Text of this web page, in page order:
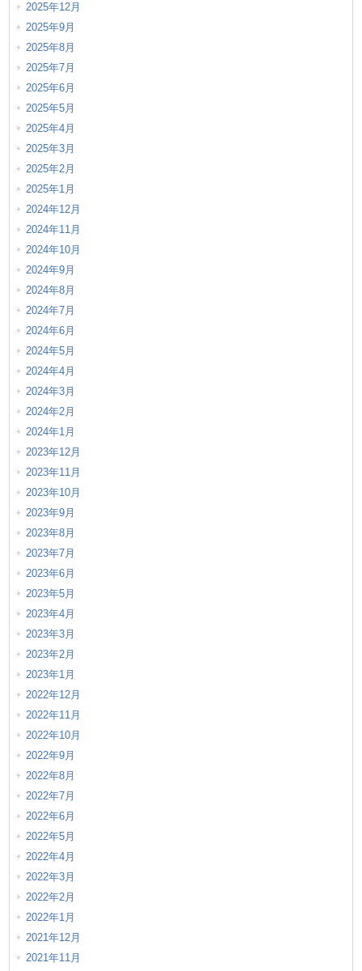
2025年12月
2025年9月
2025年8月
2025年7月
2025年6月
2025年5月
2025年4月
2025年3月
2025年2月
2025年1月
2024年12月
2024年11月
2024年10月
2024年9月
2024年8月
2024年7月
2024年6月
2024年5月
2024年4月
2024年3月
2024年2月
2024年1月
2023年12月
2023年11月
2023年10月
2023年9月
2023年8月
2023年7月
2023年6月
2023年5月
2023年4月
2023年3月
2023年2月
2023年1月
2022年12月
2022年11月
2022年10月
2022年9月
2022年8月
2022年7月
2022年6月
2022年5月
2022年4月
2022年3月
2022年2月
2022年1月
2021年12月
2021年11月